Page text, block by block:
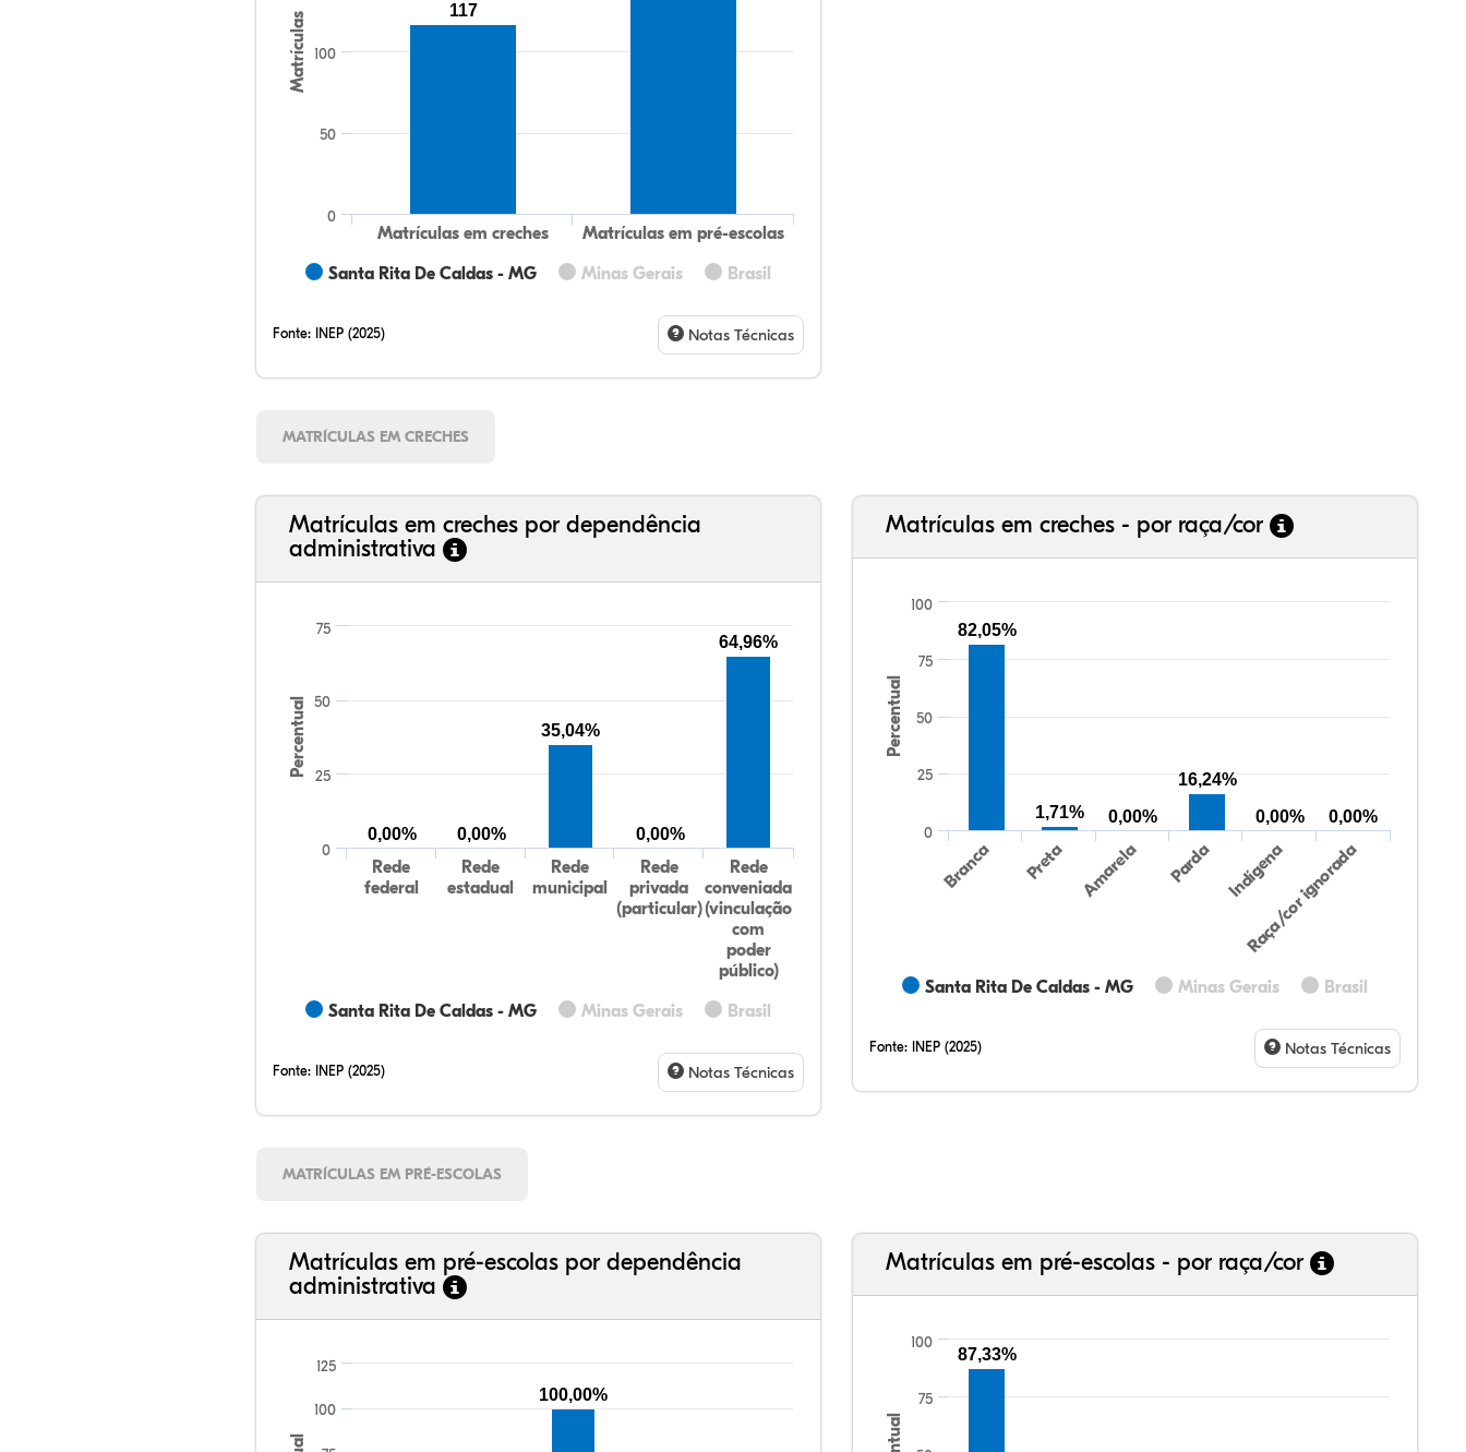
Matrículas
Santa Rita De Caldas - MG Minas Gerais Brasil
Matrículas em creches Matrículas em pré-escolas
0
50
100
117
Fonte: INEP (2025) Notas Técnicas
MATRÍCULAS EM CRECHES
Matrículas em creches por dependência
administrativa
Percentual
Santa Rita De Caldas - MG Minas Gerais Brasil
Rede
federal
Rede
estadual
Rede
municipal
Rede
privada
(particular)
Rede
conveniada
(vinculação
com
poder
público)
0
25
50
75
0,00% 0,00%
35,04%
0,00%
64,96%
Fonte: INEP (2025) Notas Técnicas
Matrículas em creches - por raça/cor
Percentual
Santa Rita De Caldas - MG Minas Gerais Brasil
Branca Preta Amarela Parda Indígena
Raça/cor ignorada
0
100
25
50
75
82,05%
1,71% 0,00%
16,24%
0,00%
0,00%
Fonte: INEP (2025) Notas Técnicas
MATRÍCULAS EM PRÉ-ESCOLAS
Matrículas em pré-escolas por dependência
administrativa
100
125
100,00%
Matrículas em pré-escolas - por raça/cor
100
75
87,33%
33,60%
17,60%
0,00%
48,00%
0,80%
0,00%
32,28%
12,07%
0,23%
51,73%
2,94%
0,75%